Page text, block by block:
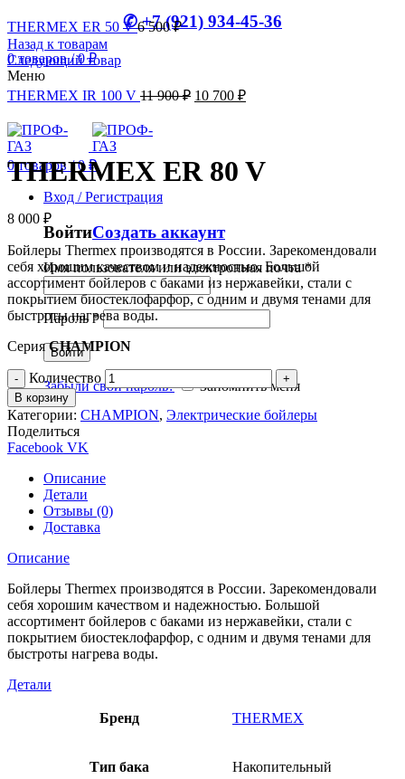
✆ +7 (921) 934-45-36
0товаров / 0₽
Меню
0товаров / 0₽
Вход / Регистрация
ВойтиСоздать аккаунт
Имя пользователя или электронная почта*
Пароль*
Войти
Забыли свой пароль? Запомнить меня
THERMEX ER 50 V6 500₽
Назад к товарам
Следующий товар
THERMEX IR 100 V 11 900₽ 10 700 ₽
THERMEX ER 80 V
8 000 ₽
Бойлеры Thermex производятся в России. Зарекомендовали
себя хорошим качеством и надежностью. Большой
ассортимент бойлеров с баками из нержавейки, стали с
покрытием биостеклофарфор, с одним и двумя тенами для
быстроты нагрева воды.
СерияCHAMPION
Количество
В корзину
Категории: CHAMPION, Электрические бойлеры
Поделиться
Facebook VK
Описание
Детали
Отзывы (0)
Доставка
Описание
Бойлеры Thermex производятся в России. Зарекомендовали
себя хорошим качеством и надежностью. Большой
ассортимент бойлеров с баками из нержавейки, стали с
покрытием биостеклофарфор, с одним и двумя тенами для
быстроты нагрева воды.
Детали
Бренд THERMEX
Тип бака Накопительный